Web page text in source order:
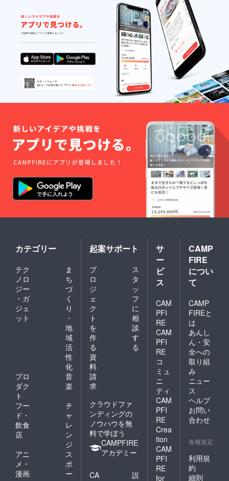
カテゴリー
テク
ノロ
ジー
・ガ
ジェ
ット
ま
ち
づ
く
り
・
地
域
活
性
化
プロ
ダク
ト
音
楽
フー
ド・
飲食
店
チ
ャ
レ
ン
ジ
アニ
メ・
漫画
ス
ポ
ー
起案サポート
プ
ロ
ジ
ェ
ク
ト
を
作
る
ス
タ
ッ
フ
に
相
談
す
る
資
料
請
求
クラウドファ
ンディングの
ノウハウを無
料で学ぼう
CAMPFIRE
アカデミー
CA
説
サ
ー
ビ
ス
CAM
PFI
RE
CAM
PFI
RE
コ
ミュ
ニ
ティ
CAM
PFI
RE
Crea
tion
CAM
PFI
RE
for
CAMP
FIRE
につい
て
CAMP
FIREと
は
あんし
ん・安
全への
取り組
み
ニュー
ス
ヘルプ
お問い
合わせ
各種規定
利用規
約
細則